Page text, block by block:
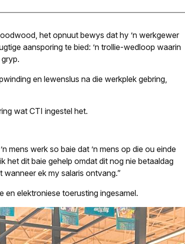
het opnuut bewys dat hy ’n werkgewer
aansporing te bied: ’n trollie-wedloop waarin
en lewenslus na die werkplek gebring,
wat CTI ingestel het.
mens werk so baie dat ’n mens op die ou einde
het dit baie gehelp omdat dit nog nie betaaldag
ek my salaris ontvang.”
elektroniese toerusting ingesamel.